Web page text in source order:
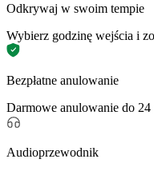
Odkrywaj w swoim tempie
Wybierz godzinę wejścia i
Bezpłatne anulowanie
Darmowe anulowanie do
Audioprzewodnik